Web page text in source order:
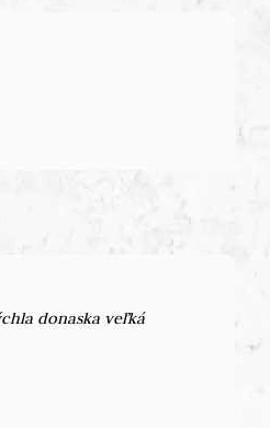
donaska veľká